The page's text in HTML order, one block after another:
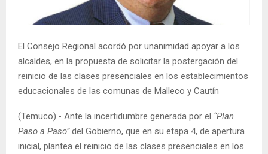
UEl Consejo Regional acordó por unanimidad apoyar a los
alcaldes, en la propuesta de solicitar la postergación del
reinicio de las clases presenciales en los establecimientos
educacionales de las comunas de Malleco y Cautín
(Temuco).- Ante la incertidumbre generada por el “Plan
Paso a Paso”del Gobierno, que en su etapa 4, de apertura
inicial, plantea el reinicio de las clases presenciales en los